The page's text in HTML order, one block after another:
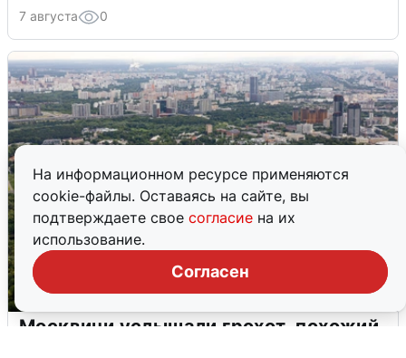
На информационном ресурсе применяются
cookie-файлы. Оставаясь на сайте, вы
подтверждаете свое согласие на их
использование.
Согласен
7 августа 0
Москвичи услышали грохот, похожий